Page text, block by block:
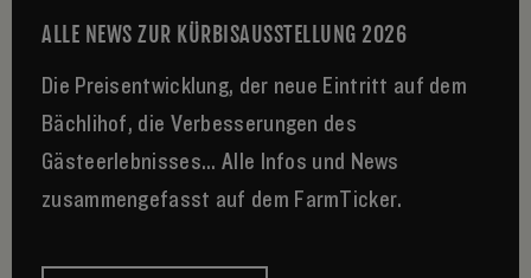
ALLE NEWS ZUR KÜRBISAUSSTELLUNG 2026
Die Preisentwicklung, der neue Eintritt auf dem
Bächlihof, die Verbesserungen des
Gästeerlebnisses... Alle Infos und News
zusammengefasst auf dem FarmTicker.